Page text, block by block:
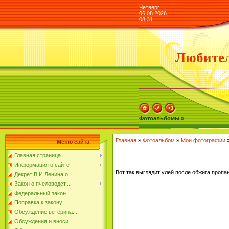
Четверг
06.08.2026
08:31
Фотоальбомы »
Меню сайта
Главная страница
Информация о сайте
Декрет В И Ленина о...
Закон о пчеловодст...
Федеральный закон ...
Поправка к закону ...
Обсуждение ветерина...
Обсуждения и вноси...
Главная » Фотоальбом » Мои фотографии
Вот так выглядит улей после обжига